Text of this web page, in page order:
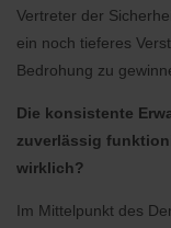
Vertreter der
ein noch tieferes
Bedrohung zu
Die konsistente
zuverlässig
wirklich?
Im Mittelpunkt des